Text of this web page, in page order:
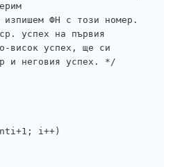
изпишем ФН с този номер.
успех на първия
висок успех, ще си
и неговия успех. */
i++)